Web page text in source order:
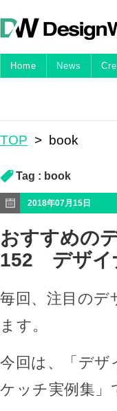
Home News
TOP > book
Tag : book
2018年07月15日
おすすめの
152 デザイ
毎回、注目のデ
ます。
今回は、「デ
ケッチ実例集」